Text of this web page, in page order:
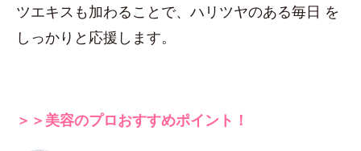
ツエキスも加わることで、ハリツヤのある毎日 を
しっかりと応援します。
＞＞美容のプロおすすめポイント！